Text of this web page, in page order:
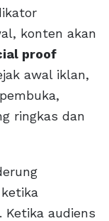
konten akan
proof
awal iklan,
ringkas dan
Ketika audiens